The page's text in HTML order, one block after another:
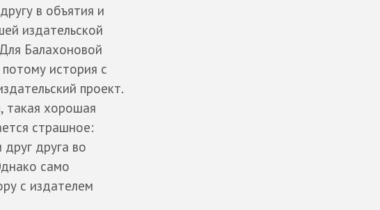
в объятия и
издательской
Балахоновой
история с
проект.
такая хорошая
страшное:
друга во
само
с издателем